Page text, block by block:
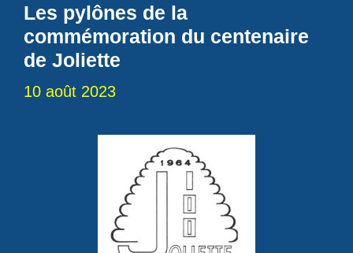
Les pylônes de la
commémoration du centenaire
de Joliette
10 août 2023